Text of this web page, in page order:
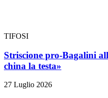
TIFOSI
Striscione pro-Bagalini
china la testa»
27 Luglio 2026